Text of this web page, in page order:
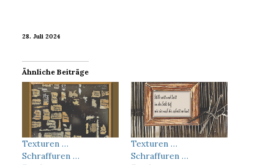
28. Juli 2024
Ähnliche Beiträge
Texturen …
Schraffuren …
Texturen …
Schraffuren …